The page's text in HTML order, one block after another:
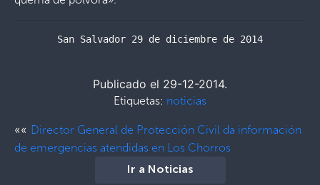
San Salvador 29 de diciembre de 2014
Publicado el 29-12-2014.
Etiquetas: noticias
«« Director General de Protección Civil da información
de emergencias atendidas en Los Chorros
Ir a Noticias